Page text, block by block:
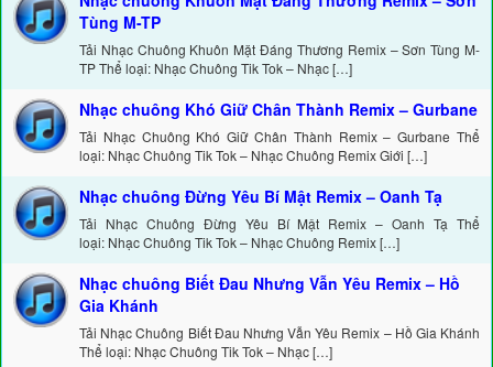
Tùng M-TP
Tải Nhạc Chuông Khuôn Mặt Đáng Thương Remix – Sơn Tùng M-
TP Thể loại: Nhạc Chuông Tik Tok – Nhạc […]
Nhạc chuông Khó Giữ Chân Thành Remix – Gurbane
Tải Nhạc Chuông Khó Giữ Chân Thành Remix – Gurbane Thể
loại: Nhạc Chuông Tik Tok – Nhạc Chuông Remix Giới […]
Nhạc chuông Đừng Yêu Bí Mật Remix – Oanh Tạ
Tải Nhạc Chuông Đừng Yêu Bí Mật Remix – Oanh Tạ Thể
loại: Nhạc Chuông Tik Tok – Nhạc Chuông Remix […]
Nhạc chuông Biết Đau Nhưng Vẫn Yêu Remix – Hồ
Gia Khánh
Tải Nhạc Chuông Biết Đau Nhưng Vẫn Yêu Remix – Hồ Gia Khánh
Thể loại: Nhạc Chuông Tik Tok – Nhạc […]